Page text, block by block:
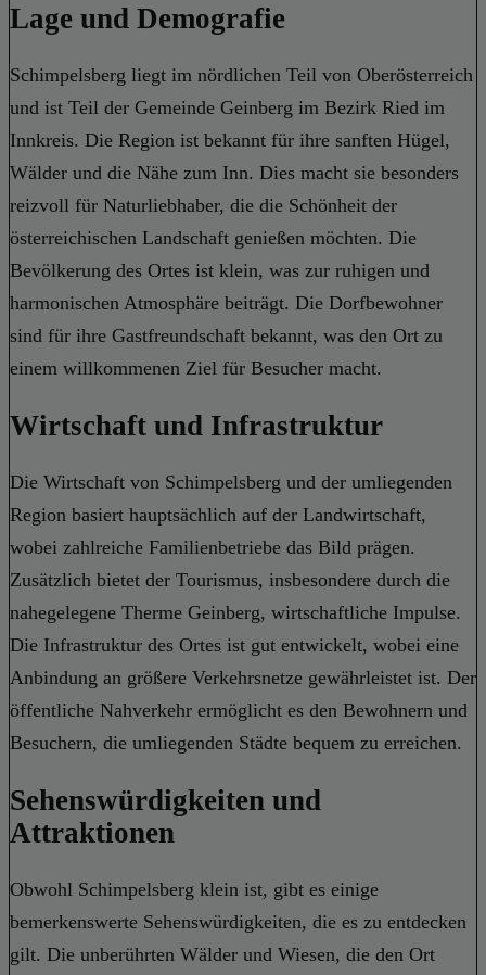
Lage und Demografie
Schimpelsberg liegt im nördlichen Teil von Oberösterreich
und ist Teil der Gemeinde Geinberg im Bezirk Ried im
Innkreis. Die Region ist bekannt für ihre sanften Hügel,
Wälder und die Nähe zum Inn. Dies macht sie besonders
reizvoll für Naturliebhaber, die die Schönheit der
österreichischen Landschaft genießen möchten. Die
Bevölkerung des Ortes ist klein, was zur ruhigen und
harmonischen Atmosphäre beiträgt. Die Dorfbewohner
sind für ihre Gastfreundschaft bekannt, was den Ort zu
einem willkommenen Ziel für Besucher macht.
Wirtschaft und Infrastruktur
Die Wirtschaft von Schimpelsberg und der umliegenden
Region basiert hauptsächlich auf der Landwirtschaft,
wobei zahlreiche Familienbetriebe das Bild prägen.
Zusätzlich bietet der Tourismus, insbesondere durch die
nahegelegene Therme Geinberg, wirtschaftliche Impulse.
Die Infrastruktur des Ortes ist gut entwickelt, wobei eine
Anbindung an größere Verkehrsnetze gewährleistet ist. Der
öffentliche Nahverkehr ermöglicht es den Bewohnern und
Besuchern, die umliegenden Städte bequem zu erreichen.
Sehenswürdigkeiten und
Attraktionen
Obwohl Schimpelsberg klein ist, gibt es einige
bemerkenswerte Sehenswürdigkeiten, die es zu entdecken
gilt. Die unberührten Wälder und Wiesen, die den Ort